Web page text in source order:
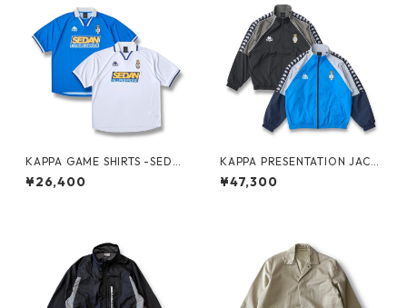
KAPPA GAME SHIRTS -SEDA
N ALL-PURPOSE-
¥26,400
KAPPA PRESENTATION JACK
ET -SEDAN ALL-PURPOSE-
¥47,300